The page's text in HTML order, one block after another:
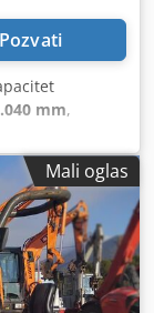
Pozvati
mm,
kg Nosivost:
Dimenzije (D x
Mali oglas